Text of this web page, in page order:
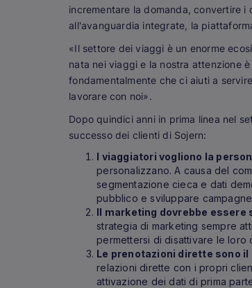
incrementare la domanda, convertire
all'avanguardia integrate, la
«Il settore dei viaggi è un enorme
nata nei viaggi e la nostra attenzione
fondamentalmente che ci aiuti a
lavorare con noi».
Dopo quindici anni in prima linea nel
successo dei clienti di Sojern:
I viaggiatori vogliono la
personalizzano. A causa del
segmentazione cieca e dati
pubblico e sviluppare
Il marketing dovrebbe essere
strategia di marketing sempre
permettersi di disattivare le loro
Le prenotazioni dirette sono
relazioni dirette con i propri
attivazione dei dati di prima